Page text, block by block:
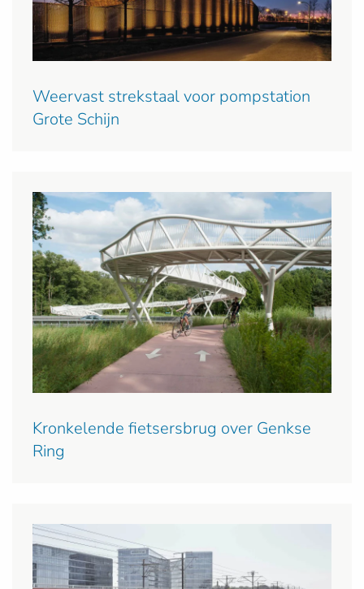
Weervast strekstaal voor pompstation
Grote Schijn
Kronkelende fietsersbrug over Genkse
Ring